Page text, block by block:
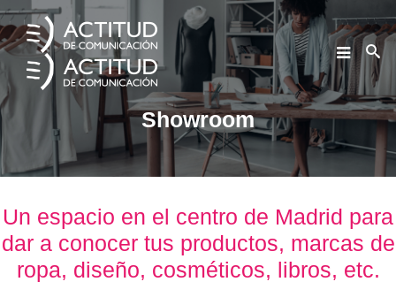
Showroom
Un espacio en el centro de Madrid para
dar a conocer tus productos, marcas de
ropa, diseño, cosméticos, libros, etc.
Please publish modules in
offcanvas
position.